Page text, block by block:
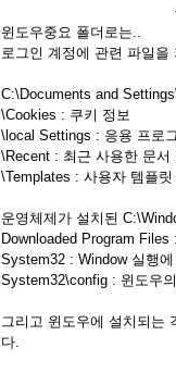
윈도우중요 폴더로는
로그인 계정에 관련 파일을
C:\Documents and
\Cookies : 쿠키 정보
\local Settings : 응용 프로
\Recent : 최근 사용한 문서
\Templates : 사용자 템플릿
운영체제가 설치된
Downloaded Program
System32 : Window 실행
System32\config : 윈도우
그리고 윈도우에 설치되는
다.